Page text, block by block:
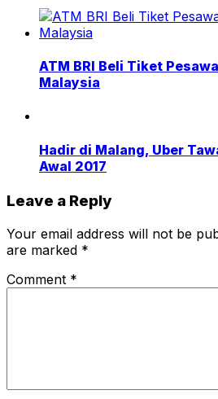
ATM BRI Beli Tiket
Malaysia
Hadir di Malang, Uber
Awal 2017
Leave a Reply
Your email address will not be
are marked *
Comment *